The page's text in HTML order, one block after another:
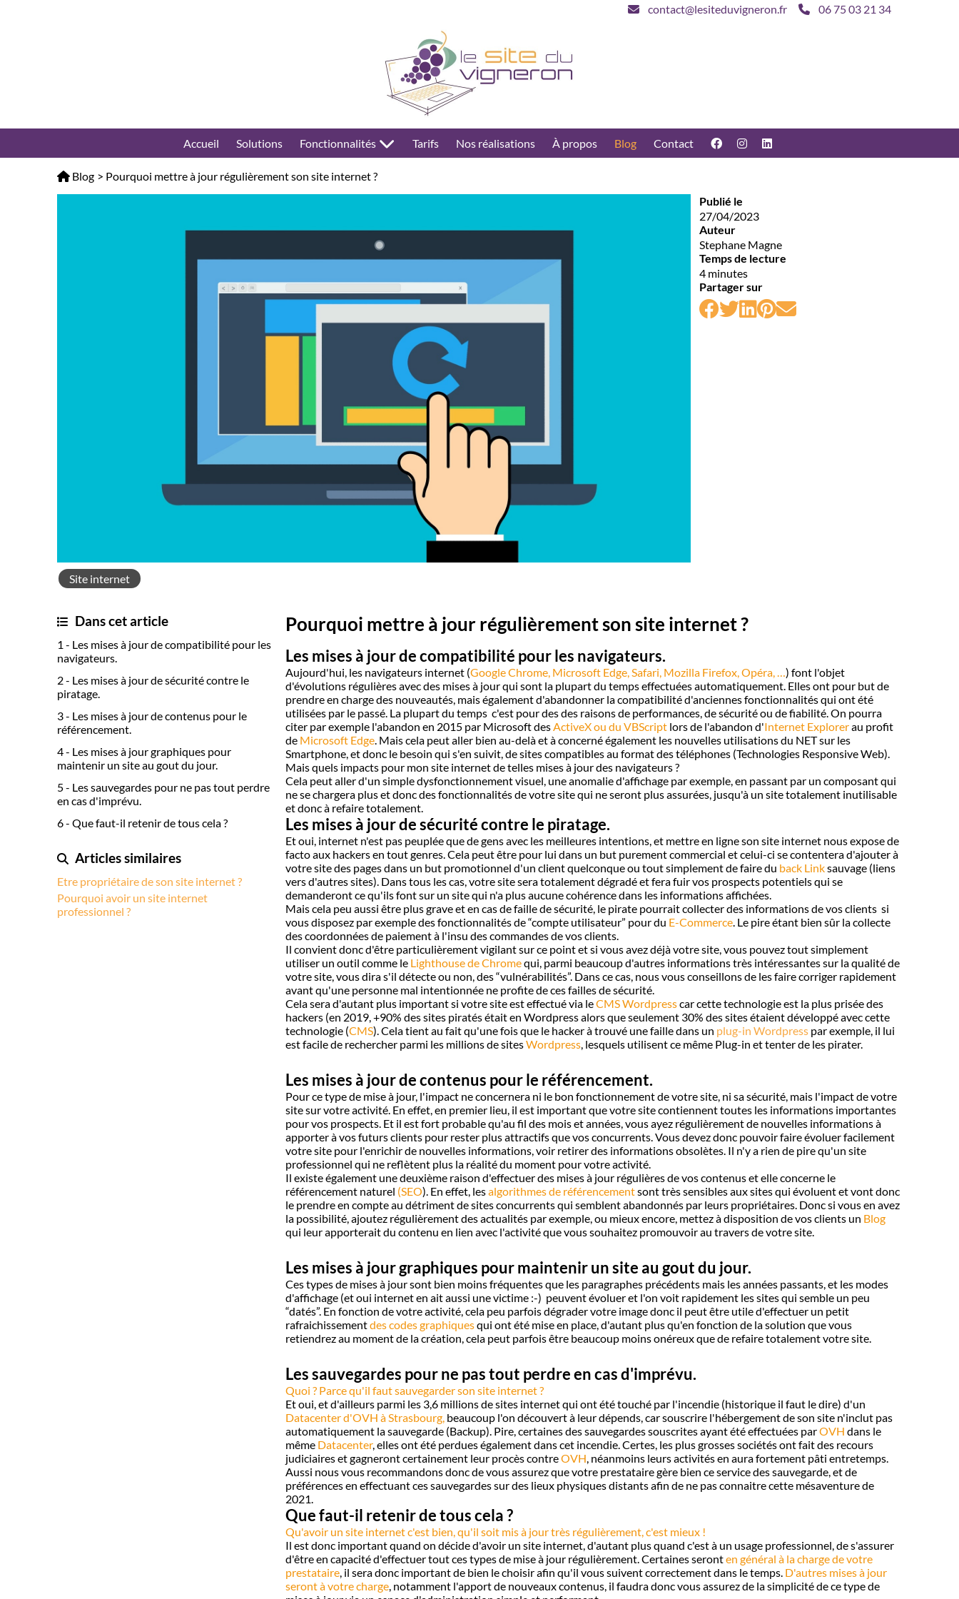
contact@lesiteduvigneron.fr 06 75 03 21 34
Accueil Solutions Fonctionnalités Tarifs Nos réalisations À propos Blog Contact
Blog > Pourquoi mettre à jour régulièrement son site internet ?
Publié le
27/04/2023
Auteur
Stephane Magne
Temps de lecture
4 minutes
Partager sur
Site internet
Dans cet article
1 - Les mises à jour de compatibilité pour les
navigateurs.
2 - Les mises à jour de sécurité contre le
piratage.
3 - Les mises à jour de contenus pour le
référencement.
4 - Les mises à jour graphiques pour
maintenir un site au gout du jour.
5 - Les sauvegardes pour ne pas tout perdre
en cas d'imprévu.
6 - Que faut-il retenir de tous cela ?
Articles similaires
Etre propriétaire de son site internet ?
Pourquoi avoir un site internet
professionnel ?
Pourquoi mettre à jour régulièrement son site internet ?
Les mises à jour de compatibilité pour les navigateurs.
Aujourd'hui, les navigateurs internet (Google Chrome, Microsoft Edge, Safari, Mozilla Firefox, Opéra, … ) font l'objet
d'évolutions régulières avec des mises à jour qui sont la plupart du temps effectuées automatiquement. Elles ont pour but de
prendre en charge des nouveautés, mais également d'abandonner la compatibilité d'anciennes fonctionnalités qui ont été
utilisées par le passé. La plupart du temps c'est pour des des raisons de performances, de sécurité ou de fiabilité. On pourra
citer par exemple l'abandon en 2015 par Microsoft des ActiveX ou du VBScriptlors de l'abandon d'Internet Explorerau profit
de Microsoft Edge. Mais cela peut aller bien au-delà et à concerné également les nouvelles utilisations du NET sur les
Smartphone, et donc le besoin qui s'en suivit, de sites compatibles au format des téléphones (Technologies Responsive Web).
Mais quels impacts pour mon site internet de telles mises à jour des navigateurs ?
Cela peut aller d'un simple dysfonctionnement visuel, une anomalie d'affichage par exemple, en passant par un composant qui
ne se chargera plus et donc des fonctionnalités de votre site qui ne seront plus assurées, jusqu'à un site totalement inutilisable
et donc à refaire totalement.
Les mises à jour de sécurité contre le piratage.
Et oui, internet n'est pas peuplée que de gens avec les meilleures intentions, et mettre en ligne son site internet nous expose de
facto aux hackers en tout genres. Cela peut être pour lui dans un but purement commercial et celui-ci se contentera d'ajouter à
votre site des pages dans un but promotionnel d'un client quelconque ou tout simplement de faire du back Linksauvage (liens
vers d'autres sites). Dans tous les cas, votre site sera totalement dégradé et fera fuir vos prospects potentiels qui se
demanderont ce qu'ils font sur un site qui n'a plus aucune cohérence dans les informations affichées.
Mais cela peu aussi être plus grave et en cas de faille de sécurité, le pirate pourrait collecter des informations de vos clients si
vous disposez par exemple des fonctionnalités de “compte utilisateur” pour du E-Commerce. Le pire étant bien sûr la collecte
des coordonnées de paiement à l'insu des commandes de vos clients.
Il convient donc d'être particulièrement vigilant sur ce point et si vous avez déjà votre site, vous pouvez tout simplement
utiliser un outil comme le Lighthouse de Chromequi, parmi beaucoup d'autres informations très intéressantes sur la qualité de
votre site, vous dira s'il détecte ou non, des “vulnérabilités”. Dans ce cas, nous vous conseillons de les faire corriger rapidement
avant qu'une personne mal intentionnée ne profite de ces failles de sécurité.
Cela sera d'autant plus important si votre site est effectué via leCMS Wordpresscar cette technologie est la plus prisée des
hackers (en 2019, +90% des sites piratés était en Wordpress alors que seulement 30% des sites étaient développé avec cette
technologie (CMS). Cela tient au fait qu'une fois que le hacker à trouvé une faille dans un plug-in Wordpresspar exemple, il lui
est facile de rechercher parmi les millions de sitesWordpress, lesquels utilisent ce même Plug-in et tenter de les pirater.
Les mises à jour de contenus pour le référencement.
Pour ce type de mise à jour, l'impact ne concernera ni le bon fonctionnement de votre site, ni sa sécurité, mais l'impact de votre
site sur votre activité. En effet, en premier lieu, il est important que votre site contiennent toutes les informations importantes
pour vos prospects. Et il est fort probable qu'au fil des mois et années, vous ayez régulièrement de nouvelles informations à
apporter à vos futurs clients pour rester plus attractifs que vos concurrents. Vous devez donc pouvoir faire évoluer facilement
votre site pour l'enrichir de nouvelles informations, voir retirer des informations obsolètes. Il n'y a rien de pire qu'un site
professionnel qui ne reflètent plus la réalité du moment pour votre activité.
Il existe également une deuxième raison d'effectuer des mises à jour régulières de vos contenus et elle concerne le
référencement naturel (SEO). En effet, lesalgorithmes de référencementsont très sensibles aux sites qui évoluent et vont donc
le prendre en compte au détriment de sites concurrents qui semblent abandonnés par leurs propriétaires. Donc si vous en avez
la possibilité, ajoutez régulièrement des actualités par exemple, ou mieux encore, mettez à disposition de vos clients un Blog
qui leur apporterait du contenu en lien avec l'activité que vous souhaitez promouvoir au travers de votre site.
Les mises à jour graphiques pour maintenir un site au gout du jour.
Ces types de mises à jour sont bien moins fréquentes que les paragraphes précédents mais les années passants, et les modes
d'affichage (et oui internet en ait aussi une victime :-) peuvent évoluer et l'on voit rapidement les sites qui semble un peu
“datés”. En fonction de votre activité, cela peu parfois dégrader votre image donc il peut être utile d'effectuer un petit
rafraichissementdes codes graphiquesqui ont été mise en place, d'autant plus qu'en fonction de la solution que vous
retiendrez au moment de la création, cela peut parfois être beaucoup moins onéreux que de refaire totalement votre site.
Les sauvegardes pour ne pas tout perdre en cas d'imprévu.
Quoi ? Parce qu'il faut sauvegarder son site internet ?
Et oui, et d'ailleurs parmi les 3,6 millions de sites internet qui ont été touché par l'incendie (historique il faut le dire) d'un
Datacenter d'OVH à Strasbourg, beaucoup l'on découvert à leur dépends, car souscrire l'hébergement de son site n'inclut pas
automatiquement la sauvegarde (Backup). Pire, certaines des sauvegardes souscrites ayant été effectuées parOVH dans le
mêmeDatacenter, elles ont été perdues également dans cet incendie. Certes, les plus grosses sociétés ont fait des recours
judiciaires et gagneront certainement leur procès contreOVH , néanmoins leurs activités en aura fortement pâti entretemps.
Aussi nous vous recommandons donc de vous assurez que votre prestataire gère bien ce service des sauvegarde, et de
préférences en effectuant ces sauvegardes sur des lieux physiques distants afin de ne pas connaitre cette mésaventure de
2021.
Que faut-il retenir de tous cela ?
Qu'avoir un site internet c'est bien, qu'il soit mis à jour très régulièrement, c'est mieux !
Il est donc important quand on décide d'avoir un site internet, d'autant plus quand c'est à un usage professionnel, de s'assurer
d'être en capacité d'effectuer tout ces types de mise à jour régulièrement. Certaines seronten général à la charge de votre
prestataire, il sera donc important de bien le choisir afin qu'il vous suivent correctement dans le temps. D'autres mises à jour
seront à votre charge, notamment l'apport de nouveaux contenus, il faudra donc vous assurez de la simplicité de ce type de